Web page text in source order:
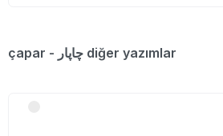
çapar - چاپار diğer yazımlar